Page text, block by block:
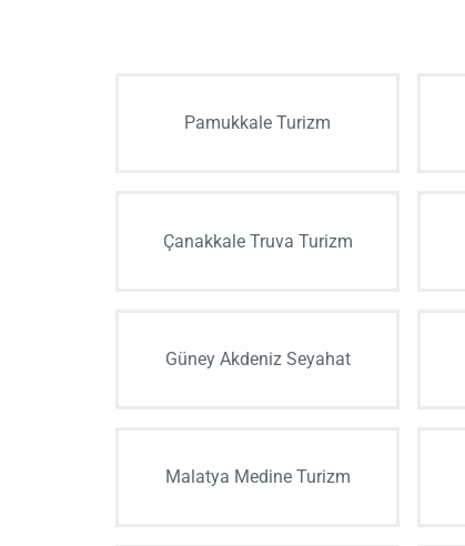
Pamukkale Turizm
Çanakkale Truva Turizm
Güney Akdeniz Seyahat
Malatya Medine Turizm